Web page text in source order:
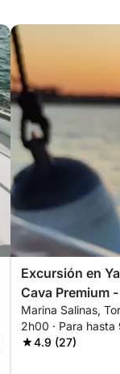
Excursión en
Cava Premium
Sunset - 2
INCLUIDO
Marina Salinas,
2h00 · Para
4.9 (27)